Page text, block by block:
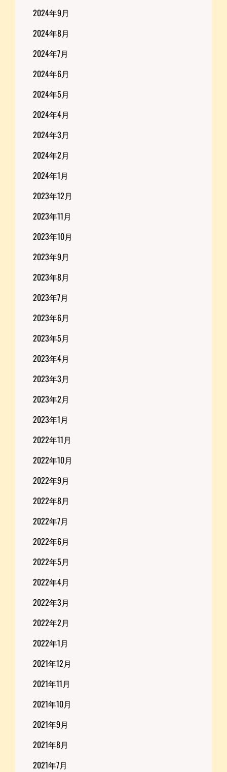
2024年9月
2024年8月
2024年7月
2024年6月
2024年5月
2024年4月
2024年3月
2024年2月
2024年1月
2023年12月
2023年11月
2023年10月
2023年9月
2023年8月
2023年7月
2023年6月
2023年5月
2023年4月
2023年3月
2023年2月
2023年1月
2022年11月
2022年10月
2022年9月
2022年8月
2022年7月
2022年6月
2022年5月
2022年4月
2022年3月
2022年2月
2022年1月
2021年12月
2021年11月
2021年10月
2021年9月
2021年8月
2021年7月